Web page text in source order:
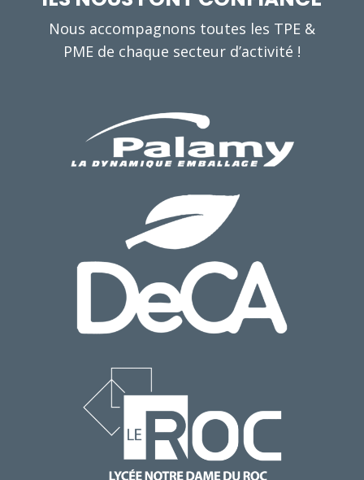
Nous accompagnons toutes les TPE &
PME de chaque secteur d’activité !